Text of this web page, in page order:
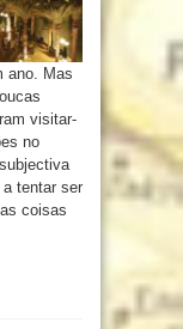
ano. Mas
visitar-
no
tentar ser
coisas